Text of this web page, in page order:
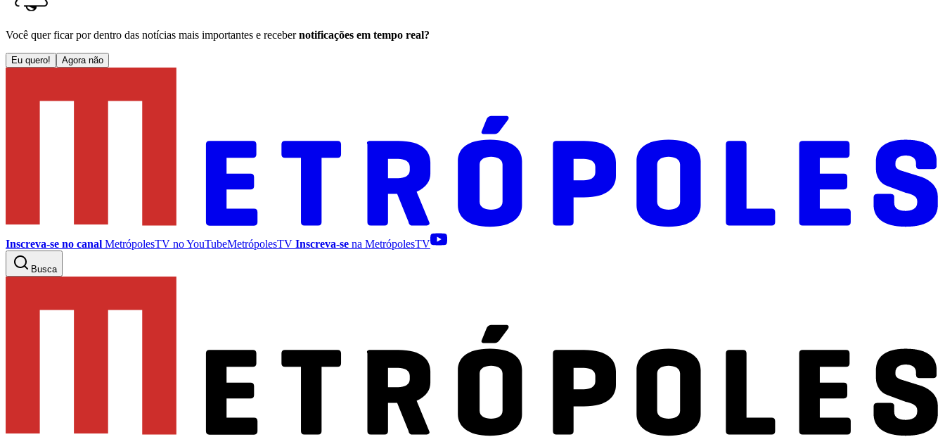
Você quer ficar por dentro das notícias mais importantes e receber notificações em tempo real?
Eu quero! Agora não
Inscreva-se no canal MetrópolesTV noYouTubeMetrópolesTV Inscreva-se na MetrópolesTV
Busca